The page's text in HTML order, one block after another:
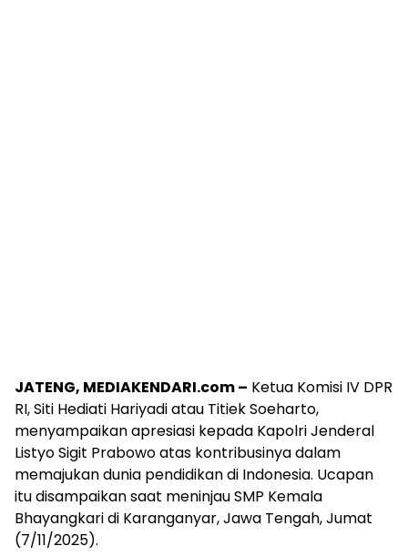
JATENG, MEDIAKENDARI.com – Ketua Komisi IV DPR
RI, Siti Hediati Hariyadi atau Titiek Soeharto,
menyampaikan apresiasi kepada Kapolri Jenderal
Listyo Sigit Prabowo atas kontribusinya dalam
memajukan dunia pendidikan di Indonesia. Ucapan
itu disampaikan saat meninjau SMP Kemala
Bhayangkari di Karanganyar, Jawa Tengah, Jumat
(7/11/2025).